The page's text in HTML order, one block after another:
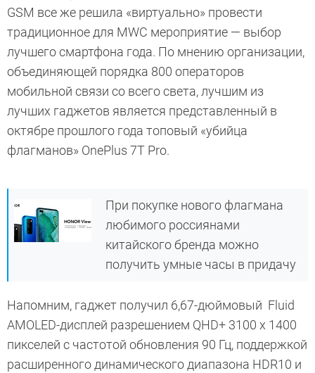
GSM все же решила «виртуально» провести
традиционное для MWC мероприятие — выбор
лучшего смартфона года. По мнению организации,
объединяющей порядка 800 операторов
мобильной связи со всего света, лучшим из
лучших гаджетов является представленный в
октябре прошлого года топовый «убийца
флагманов» OnePlus 7T Pro.
При покупке нового флагмана
любимого россиянами
китайского бренда можно
получить умные часы в придачу
Напомним, гаджет получил 6,67-дюймовый Fluid
AMOLED-дисплей разрешением QHD+ 3100 х 1400
пикселей с частотой обновления 90 Гц, поддержкой
расширенного динамического диапазона HDR10 и